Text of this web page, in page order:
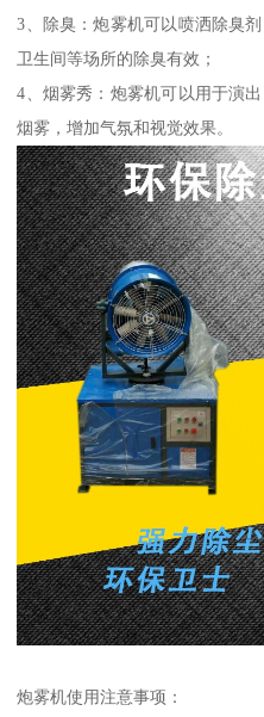
3、除臭：炮雾机可以喷洒除臭
卫生间等场所的除臭有效；
4、烟雾秀：炮雾机可以用于演
烟雾，增加气氛和视觉效果。
炮雾机使用注意事项：